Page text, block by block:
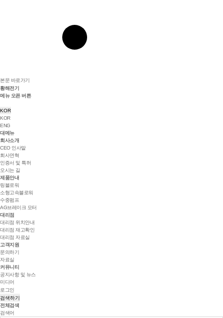
본문 바로가기
황해전기
메뉴 오픈 버튼
KOR
KOR
ENG
대메뉴
회사소개
CEO 인사말
회사연혁
인증서 및 특허
오시는 길
제품안내
링블로워
소형고속블로워
수중펌프
AG브레이크 모터
대리점
대리점 위치안내
대리점 재고확인
대리점 자료실
고객지원
문의하기
자료실
커뮤니티
공지사항 및 뉴스
미디어
로그인
검색하기
전체검색
검색어